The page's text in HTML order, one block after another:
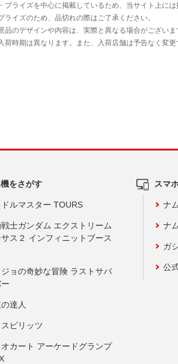
をさがす
ルマスター TOURS
士ガンダム エクストリーム
ス２ インフィニットブース
ョの奇妙な冒険 ラストサバ
達人
ピリッツ
カート アーケードグランプ
スマ
ナ
ナ
ガ
公